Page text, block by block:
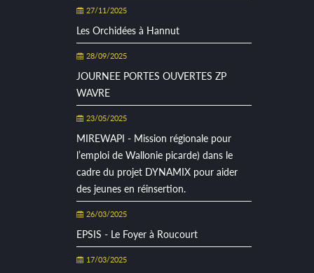
27/11/2025
Les Orchidées à Hannut
28/09/2025
JOURNEE PORTES OUVERTES ZP
WAVRE
23/05/2025
MIREWAPI - Mission régionale pour
l’emploi de Wallonie picarde) dans le
cadre du projet DYNAMIX pour aider
des jeunes en réinsertion.
26/03/2025
EPSIS - Le Foyer à Roucourt
17/03/2025